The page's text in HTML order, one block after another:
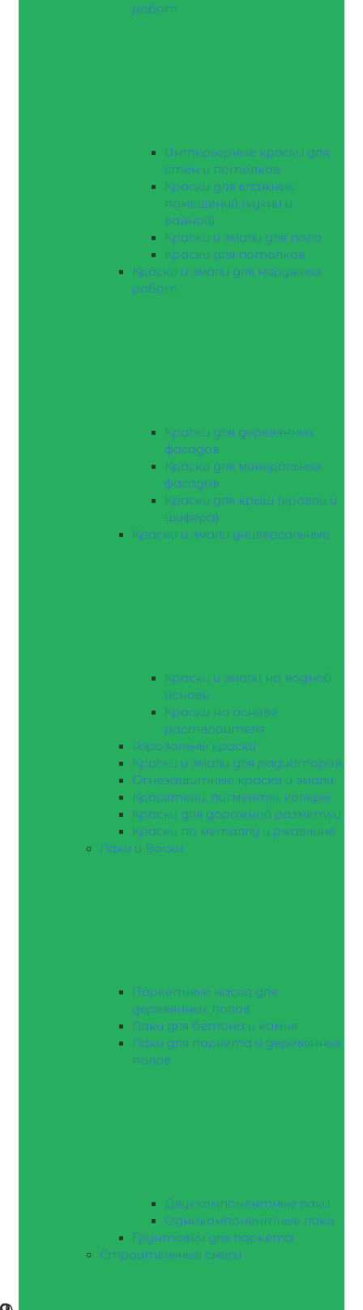
работ
Интерьерные краски для
стен и потолков
Краски для влажных
помещений (кухни и
ванной)
Краски и эмали для пола
Краски для потолков
Краски и эмали для наружных
работ
Краски для деревянных
фасадов
Краски для минеральных
фасадов
Краски для крыш (кровли и
шифера)
Краски и эмали универсальные
Краски и эмали на водной
основе
Краски на основе
растворителя
Аэрозольны краски
Краски и эмали для радиаторов
Огнезащитные краски и эмали
Красители, пигменты, колеры
Краски для дорожной разметки
Краски по металлу и ржавчине
Лаки и Воски
Паркетные масла для
деревянных полов
Лаки для бетона и камня
Лаки для паркета и деревянных
полов
Двухкомпонентные лаки
Однокомпонентные лаки
Грунтовки для паркета
Строительные смеси